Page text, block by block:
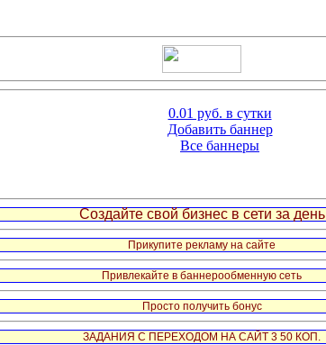
0.01 руб. в сутки
Добавить баннер
Все баннеры
Создайте свой бизнес в сети за день
Прикупите рекламу на сайте
Привлекайте в баннерообменную сеть
Просто получить бонус
ЗАДАНИЯ С ПЕРЕХОДОМ НА САЙТ 3 50 КОП.